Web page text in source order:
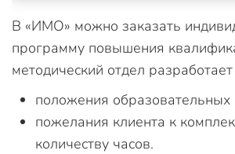
В «ИМО» можно заказать
программу повышения
методический отдел
положения образовательных
пожелания клиента к
количеству часов.